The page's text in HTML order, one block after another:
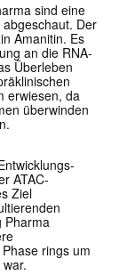
sind eine
Der
Amanitin. Es
an die RNA-
Überleben
erwiesen, da
überwinden
ATAC-
Ziel
Pharma
rings um